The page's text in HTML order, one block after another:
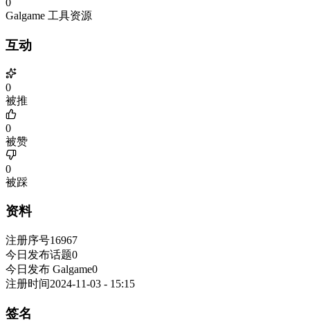
0
Galgame 工具资源
互动
0
被推
0
被赞
0
被踩
资料
注册序号16967
今日发布话题0
今日发布 Galgame0
注册时间2024-11-03 - 15:15
签名